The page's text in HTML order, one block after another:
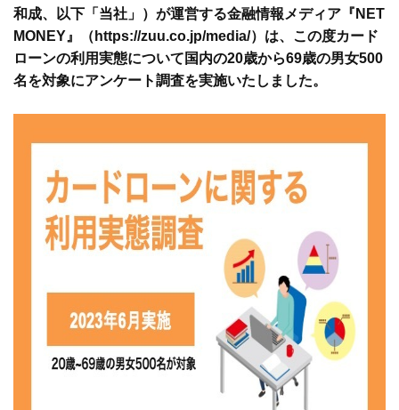
和成、以下「当社」）が運営する金融情報メディア『NET
MONEY』（ https://zuu.co.jp/media/）は、この度カード
ローンの利用実態について国内の20歳から69歳の男女500
名を対象にアンケート調査を実施いたしました。